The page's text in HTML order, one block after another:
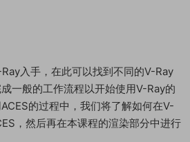
入手，在此可以找到不同的V-Ray
一般的工作流程以开始使用V-Ray的
的过程中，我们将了解如何在V-
，然后再在本课程的渲染部分中进行